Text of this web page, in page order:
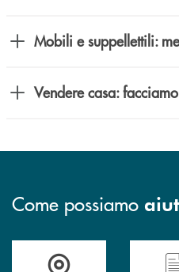
Mobili e suppellettili:
Vendere casa:
Come possiamo
Accedi all'elenco completo delle
Hai